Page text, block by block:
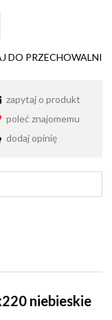
DO PRZECHOWALNI
zapytaj o produkt
poleć znajomemu
dodaj opinię
płatności
niebieskie